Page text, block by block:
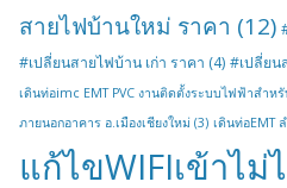
สายไฟบ้านใหม่ ราคา (12)
#เปลี่ยนสายไฟบ้าน เก่า ราคา (4) #เปลี่ยน
เดินท่อimc EMT PVC งานติดตั้งระบบไฟฟ้าสำห
ภายนอกอาคาร อ.เมืองเชียงใหม่ (3) เดินท่อEMT
แก้ไขWIFIเข้าไม่